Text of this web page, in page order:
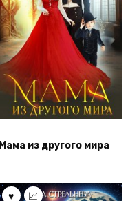
Мама из другого мира